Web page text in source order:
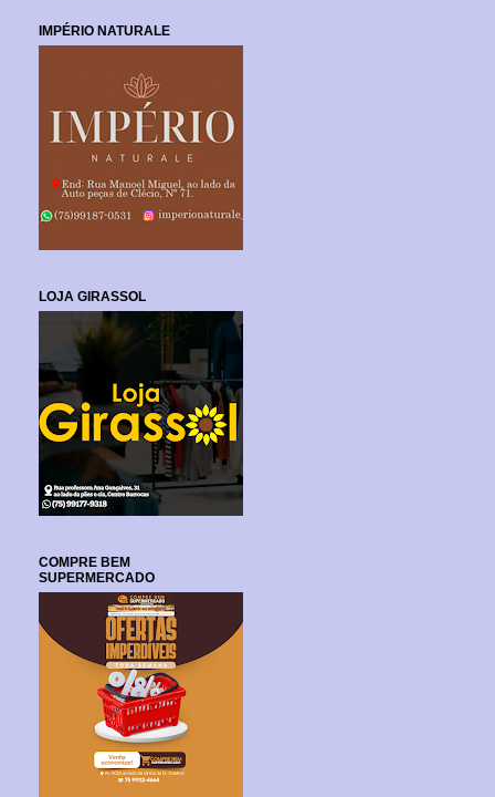
IMPÉRIO NATURALE
LOJA GIRASSOL
COMPRE BEM
SUPERMERCADO